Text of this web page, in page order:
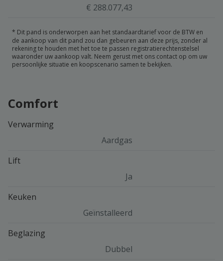
€ 288.077,43
* Dit pand is onderworpen aan het standaardtarief voor de BTW en
de aankoop van dit pand zou dan gebeuren aan deze prijs, zonder al
rekening te houden met het toe te passen registratierechtenstelsel
waaronder uw aankoop valt. Neem gerust met ons contact op om uw
persoonlijke situatie en koopscenario samen te bekijken.
Comfort
Verwarming
Aardgas
Lift
Ja
Keuken
Geïnstalleerd
Beglazing
Dubbel